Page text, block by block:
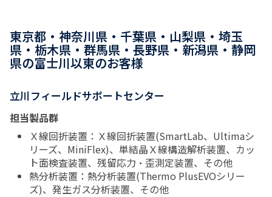
東京都・神奈川県・千葉県・山梨県・埼玉
県・栃木県・群馬県・長野県・新潟県・静岡
県の富士川以東のお客様
立川フィールドサポートセンター
担当製品群
Ｘ線回折装置：Ｘ線回折装置(SmartLab、Ultimaシ
リーズ、MiniFlex)、単結晶Ｘ線構造解析装置、カッ
ト面検査装置、残留応力・歪測定装置、その他
熱分析装置：熱分析装置(Thermo PlusEVOシリー
ズ)、発生ガス分析装置、その他